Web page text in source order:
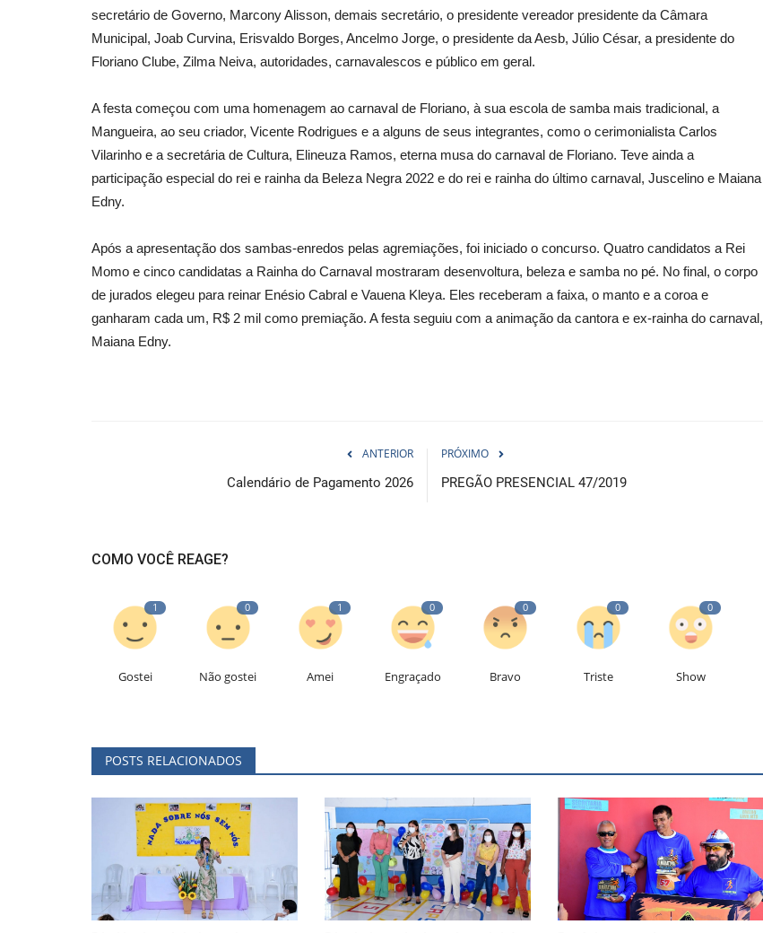
secretário de Governo, Marcony Alisson, demais secretário, o presidente vereador presidente da Câmara
Municipal, Joab Curvina, Erisvaldo Borges, Ancelmo Jorge, o presidente da Aesb, Júlio César, a presidente do
Floriano Clube, Zilma Neiva, autoridades, carnavalescos e público em geral.
A festa começou com uma homenagem ao carnaval de Floriano, à sua escola de samba mais tradicional, a
Mangueira, ao seu criador, Vicente Rodrigues e a alguns de seus integrantes, como o cerimonialista Carlos
Vilarinho e a secretária de Cultura, Elineuza Ramos, eterna musa do carnaval de Floriano. Teve ainda a
participação especial do rei e rainha da Beleza Negra 2022 e do rei e rainha do último carnaval, Juscelino e Maiana
Edny.
Após a apresentação dos sambas-enredos pelas agremiações, foi iniciado o concurso. Quatro candidatos a Rei
Momo e cinco candidatas a Rainha do Carnaval mostraram desenvoltura, beleza e samba no pé. No final, o corpo
de jurados elegeu para reinar Enésio Cabral e Vauena Kleya. Eles receberam a faixa, o manto e a coroa e
ganharam cada um, R$ 2 mil como premiação. A festa seguiu com a animação da cantora e ex-rainha do carnaval,
Maiana Edny.
ANTERIOR
Calendário de Pagamento 2026
PRÓXIMO
PREGÃO PRESENCIAL 47/2019
COMO VOCÊ REAGE?
1
Gostei
0
Não gostei
1
Amei
0
Engraçado
0
Bravo
0
Triste
0
Show
POSTS RELACIONADOS